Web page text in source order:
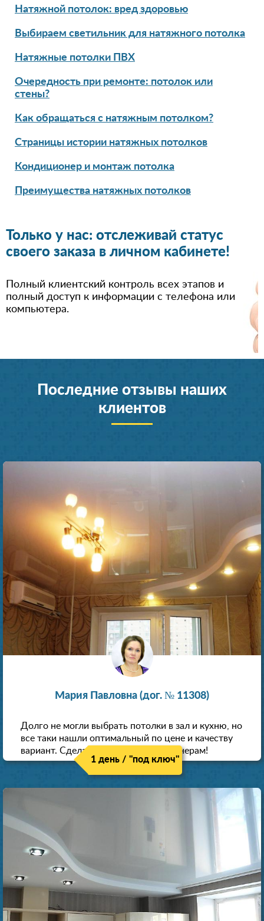
Натяжной потолок: вред здоровью
Выбираем светильник для натяжного потолка
Натяжные потолки ПВХ
Очередность при ремонте: потолок или
стены?
Как обращаться с натяжным потолком?
Страницы истории натяжных потолков
Кондиционер и монтаж потолка
Преимущества натяжных потолков
Только у нас: отслеживай статус
своего заказа в личном кабинете!
Полный клиентский контроль всех этапов и
полный доступ к информации с телефона или
компьютера.
Последние отзывы наших
клиентов
Мария Павловна (дог. № 11308)
Долго не могли выбрать потолки в зал и кухню, но
все таки нашли оптимальный по цене и качеству
вариант. Сделали скидку как пенсионерам!
1 день / "под ключ"